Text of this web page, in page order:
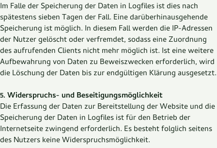
Im Falle der Speicherung der Daten in Logfiles ist dies nach
spätestens sieben Tagen der Fall. Eine darüberhinausgehende
Speicherung ist möglich. In diesem Fall werden die IP-Adressen
der Nutzer gelöscht oder verfremdet, sodass eine Zuordnung
des aufrufenden Clients nicht mehr möglich ist. Ist eine weitere
Aufbewahrung von Daten zu Beweiszwecken erforderlich, wird
die Löschung der Daten bis zur endgültigen Klärung ausgesetzt.
5. Widerspruchs- und Beseitigungsmöglichkeit
Die Erfassung der Daten zur Bereitstellung der Website und die
Speicherung der Daten in Logfiles ist für den Betrieb der
Internetseite zwingend erforderlich. Es besteht folglich seitens
des Nutzers keine Widerspruchsmöglichkeit.